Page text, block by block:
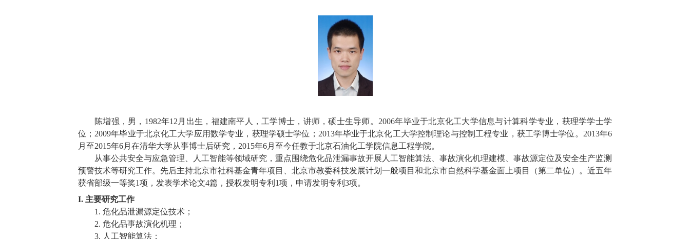
陈增强，男， 1982年12 月出生，福建南平人，工学博士，讲师，硕士生导师。 2006年毕业于北京化工大学信息与计算科学专业，获理学学士学
位； 2009年毕业于北京化工大学应用数学专业，获理学硕士学位； 2013年毕业于北京化工大学控制理论与控制工程专业，获工学博士学位。 2013年6
月至2015年6月在清华大学从事博士后研究， 2015年6月至今任教于北京石油化工学院信息工程学院。
从事公共安全与应急管理、人工智能等领域研究，重点围绕危化品泄漏事故开展人工智能算法、事故演化机理建模、事故源定位及安全生产监测
预警技术等研究工作。先后主持北京市社科基金青年项目、北京市教委科技发展计划一般项目和北京市自然科学基金面上项目（第二单位）。近五年
获省部级一等奖1项，发表学术论文4篇，授权发明专利 1项，申请发明专利 3项。
I. 主要研究工作
1. 危化品泄漏源定位技术；
2. 危化品事故演化机理；
3. 人工智能算法；